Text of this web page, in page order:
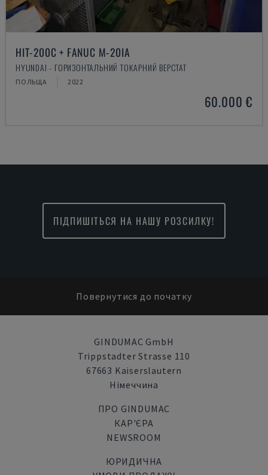
HIT-200C + FANUC M-20IA
HYUNDAI - ГОРИЗОНТАЛЬНИЙ ТОКАРНИЙ ВЕРСТАТ
ПОЛЬЩА 2022
60.000 €
ПІДПИШІТЬСЯ НА НАШУ РОЗСИЛКУ!
Повернутися до початку
GINDUMAC GmbH
Trippstadter Strasse 110
67663 Kaiserslautern
Німеччина
ПРО GINDUMAC
КАР'ЄРА
NEWSROOM
ЮРИДИЧНА